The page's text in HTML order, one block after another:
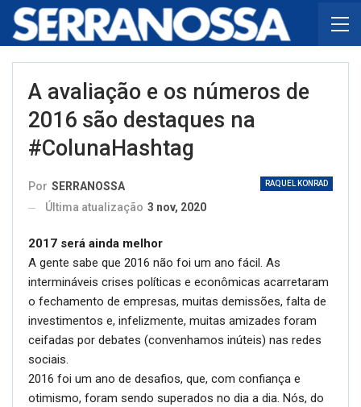
A avaliação e os números de
2016 são destaques na
#ColunaHashtag
RAQUEL KONRAD
Por SERRANOSSA
Última atualização 3 nov, 2020
2017 será ainda melhor
A gente sabe que 2016 não foi um ano fácil. As
intermináveis crises políticas e econômicas acarretaram
o fechamento de empresas, muitas demissões, falta de
investimentos e, infelizmente, muitas amizades foram
ceifadas por debates (convenhamos inúteis) nas redes
sociais.
2016 foi um ano de desafios, que, com confiança e
otimismo, foram sendo superados no dia a dia. Nós, do